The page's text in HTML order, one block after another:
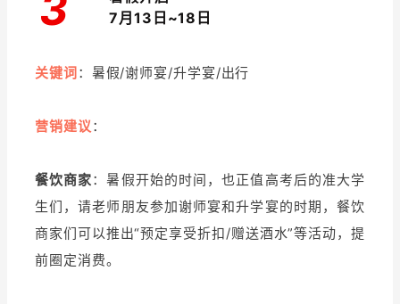
7月13日~18日
关键词：暑假/谢师宴/升学宴/出行
营销建议 ：
餐饮商家：暑假开始的时间，也正值高考后的准大学
生们，请老师朋友参加谢师宴和升学宴的时期，餐饮
商家们可以推出“预定享受折扣/赠送酒水”等活动，提
前圈定消费。